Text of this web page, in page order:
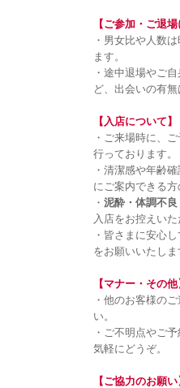
【ご参加・ご退場
・男女比や人数
ます。
・途中退場やご
ど、出会いの有無
【入店について】
・ご来場時に、
行っております。
・清潔感や年齢
にご案内できる方
・ 泥酔・体調不良
入店をお控えい
・皆さまに安心
をお願いいたしま
【マナー・その他
・他のお客様の
い。
・ご不明点やご
気軽にどうぞ。
【ご協力のお願い